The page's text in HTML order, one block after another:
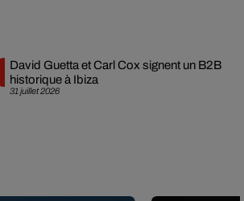
31 juillet 2026
David Guetta et Carl Cox signent un B2B
historique à Ibiza